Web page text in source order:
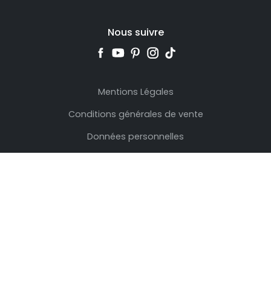
Nous suivre
Mentions Légales
Conditions générales de vente
Données personnelles